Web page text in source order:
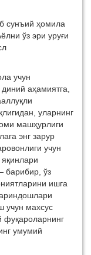
сунъий ҳомила
ўз эри уруғи
учун
аҳамиятга,
уларнинг
машҳурлиги
энг зарур
учун
барибир, ўз
ишга
учун махсус
фуқароларнинг
умумий